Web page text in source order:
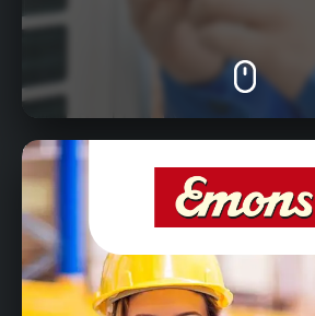
Bayreuther Straße 4, 95502